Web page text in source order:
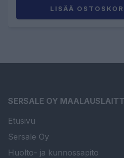
LISÄÄ
SERSALE OY
Etusivu
Sersale Oy
Huolto- ja kunnossapito